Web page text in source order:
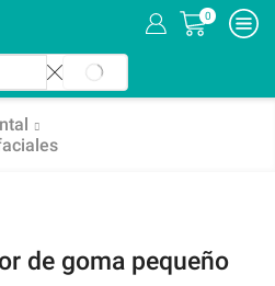
0
de goma pequeño